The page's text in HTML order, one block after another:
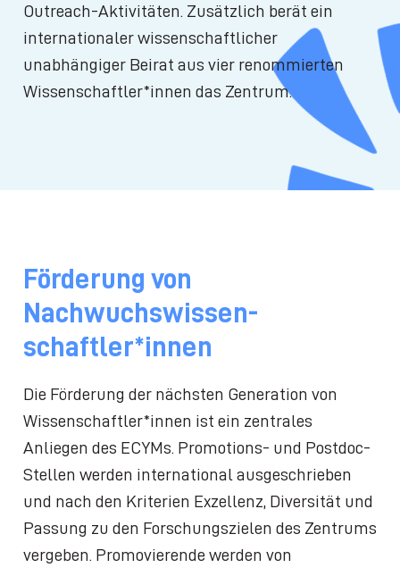
Outreach-Aktivitäten. Zusätzlich berät ein
internationaler wissenschaftlicher
unabhängiger Beirat aus vier renommierten
Wissenschaftler*innen das Zentrum.
Förderung von
Nachwuchswissen-
schaftler*innen
Die Förderung der nächsten Generation von
Wissenschaftler*innen ist ein zentrales
Anliegen des ECYMs. Promotions- und Postdoc-
Stellen werden international ausgeschrieben
und nach den Kriterien Exzellenz, Diversität und
Passung zu den Forschungszielen des Zentrums
vergeben. Promovierende werden von